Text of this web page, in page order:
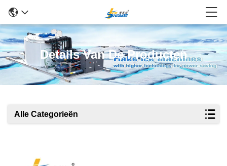
Details Van De Producten
Alle Categorieën